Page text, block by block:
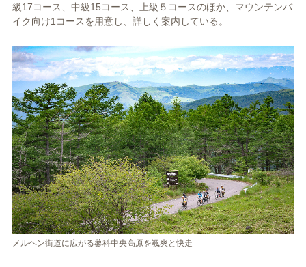
級17コース、中級15コース、上級５コースのほか、マウンテンバ
イク向け1コースを用意し、詳しく案内している。
メルヘン街道に広がる蓼科中央高原を颯爽と快走